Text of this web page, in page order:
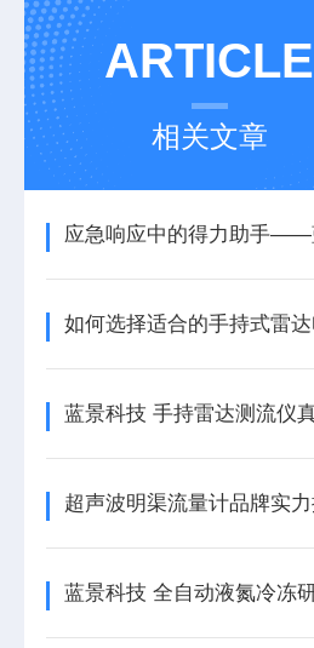
ARTICLE
相关文章